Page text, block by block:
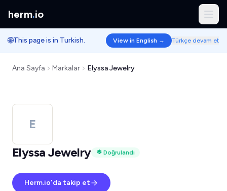
herm.io
🌐This page is in Turkish. View in English → Türkçe devam et
Ana Sayfa Markalar Elyssa Jewelry
E
Elyssa Jewelry
Doğrulandı
Herm.io'da takip et